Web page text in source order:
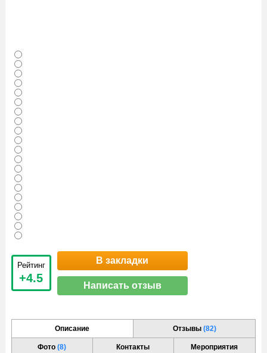
Рейтинг
+4.5
В закладки
Написать отзыв
Описание Отзывы (82)
Фото(8) Контакты Мероприятия